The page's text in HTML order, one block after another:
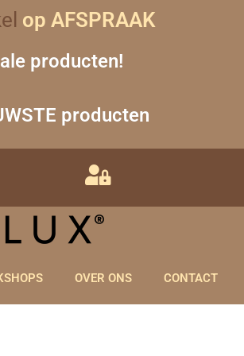
op AFSPRAAK
producten!
producten
OVER ONS CONTACT